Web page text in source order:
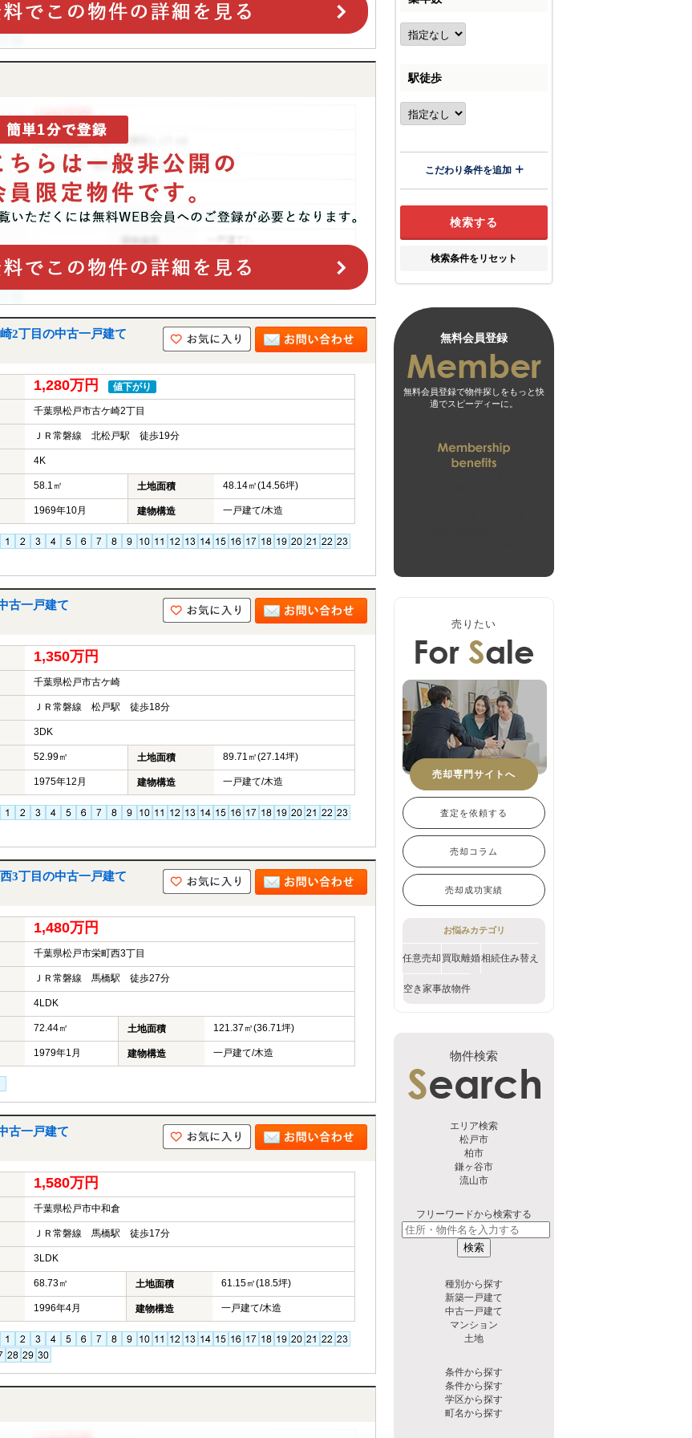
2丁目の中古一戸建て
1,280万円 値下がり
千葉県松戸市古ケ崎2丁目
ＪＲ常磐線 北松戸駅 徒歩19分
4K
58.1㎡ 土地面積 48.14㎡(14.56坪)
1969年10月 建物構造 一戸建て/木造
古一戸建て
1,350万円
千葉県松戸市古ケ崎
ＪＲ常磐線 松戸駅 徒歩18分
3DK
52.99㎡ 土地面積 89.71㎡(27.14坪)
1975年12月 建物構造 一戸建て/木造
3丁目の中古一戸建て
1,480万円
千葉県松戸市栄町西3丁目
ＪＲ常磐線 馬橋駅 徒歩27分
4LDK
72.44㎡ 土地面積 121.37㎡(36.71坪)
1979年1月 建物構造 一戸建て/木造
古一戸建て
1,580万円
千葉県松戸市中和倉
ＪＲ常磐線 馬橋駅 徒歩17分
3LDK
68.73㎡ 土地面積 61.15㎡(18.5坪)
1996年4月 建物構造 一戸建て/木造
駅徒歩
こだわり条件を追加
検索条件をリセット
無料会員登録
無料会員登録で物件探しをもっと快
適でスピーディーに。
売りたい
売却専門サイトへ
査定を依頼する
売却コラム
売却成功実績
お悩みカテゴリ
任意売却 買取離婚相続住み替え
空き家事故物件
物件検索
エリア検索
松戸市
柏市
鎌ヶ谷市
流山市
フリーワードから検索する
検索
種別から探す
新築一戸建て
中古一戸建て
マンション
土地
条件から探す
条件から探す
学区から探す
町名から探す